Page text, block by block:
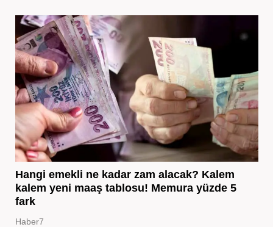
Hangi emekli ne kadar zam alacak? Kalem
kalem yeni maaş tablosu! Memura yüzde 5
fark
Haber7